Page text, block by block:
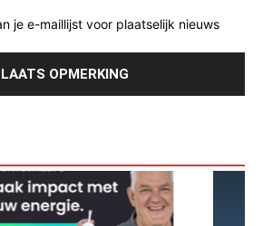
je e-maillijst voor plaatselijk nieuws